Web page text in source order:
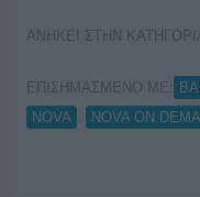
ΑΝΗΚΕΙ ΣΤΗΝ
ΕΠΙΣΗΜΑΣΜΕΝΟ ΜΕ:
NOVA
NOVA ON